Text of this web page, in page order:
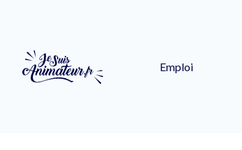
Emploi